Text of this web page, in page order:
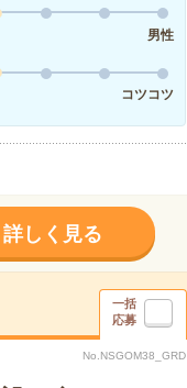
男性
コツコツ
詳しく見る
一括
応募
No.NSGOM38_GRD